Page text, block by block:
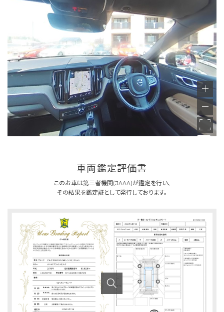
車両鑑定評価書
このお車は第三者機関(JAAA)が鑑定を行い、
その結果を鑑定証として発行しております。